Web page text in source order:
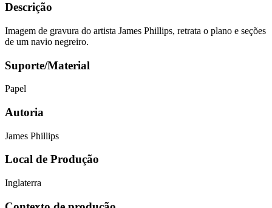
Descrição
Imagem de gravura do artista James Phillips, retrata o plano e seções
de um navio negreiro.
Suporte/Material
Papel
Autoria
James Phillips
Local de Produção
Inglaterra